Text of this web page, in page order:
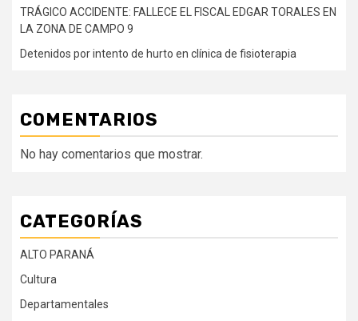
TRÁGICO ACCIDENTE: FALLECE EL FISCAL EDGAR TORALES EN
LA ZONA DE CAMPO 9
Detenidos por intento de hurto en clínica de fisioterapia
COMENTARIOS
No hay comentarios que mostrar.
CATEGORÍAS
ALTO PARANÁ
Cultura
Departamentales